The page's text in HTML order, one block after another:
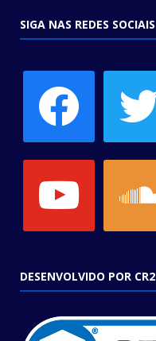
SIGA NAS REDES SOCIAIS
DESENVOLVIDO POR CR2